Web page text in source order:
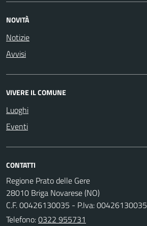
NOVITÀ
Notizie
Avvisi
VIVERE IL COMUNE
Luoghi
Eventi
CONTATTI
Regione Prato delle Gere
28010 Briga Novarese (NO)
C.F. 00426130035 - P.Iva: 00426130035
Telefono:0322 955731